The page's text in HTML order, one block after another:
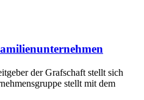
der Grafschaft stellt sich
stellt mit dem